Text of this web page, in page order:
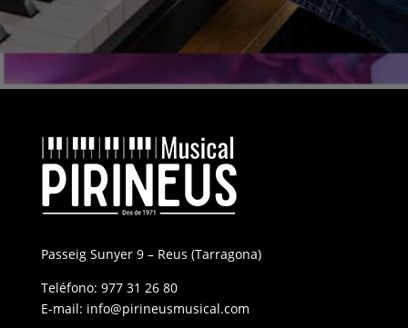
Passeig Sunyer 9 – Reus (Tarragona)
Teléfono: 977 31 26 80
E-mail: info@pirineusmusical.com